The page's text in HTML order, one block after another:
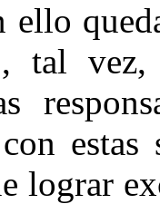
ello
tal
lograr